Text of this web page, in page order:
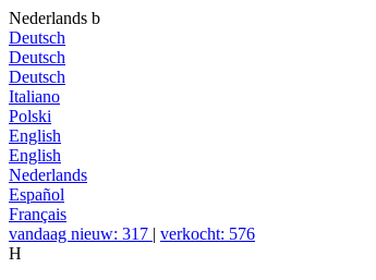
Nederlands b
Deutsch
Deutsch
Deutsch
Italiano
Polski
English
English
Nederlands
Español
Français
vandaag nieuw: 317 | verkocht: 576
H